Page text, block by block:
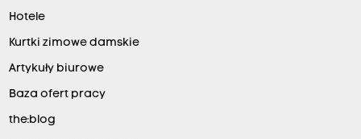
Hotele
Kurtki zimowe damskie
Artykuły biurowe
Baza ofert pracy
the:blog